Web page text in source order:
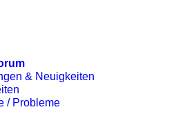
& Neuigkeiten
/ Probleme